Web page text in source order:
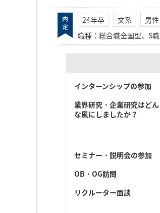
24年卒 文系 男性
職種 ： 総合職全国型、S職
インターンシップの参加
業界研究・企業研究はどん
な風にしましたか？
セミナー・説明会の参加
OB・OG訪問
リクルーター面談